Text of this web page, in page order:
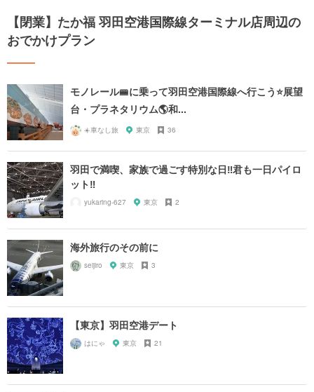
【閉業】たか福 羽田空港国際線ターミナル店周辺の
おでかけプラン
モノレール🚝に乗って羽田空港国際線へ行こう⭐️展望
台・プラネタリウム🌎和...
☀️車なし旅 東京 36
羽田で満喫、家族で過ごす特別な日‼君も一日パイロ
ット‼
yukaring-627 東京 2
海外旅行のその前に
seijiro 東京 3
【東京】羽田空港デート
はにゃ 東京 21